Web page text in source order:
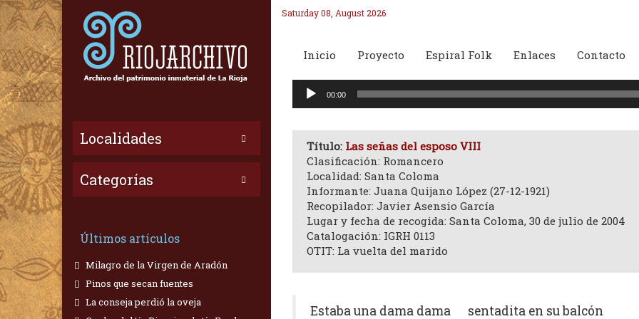
Localidades
Categorías
Últimos artículos
Milagro de la Virgen de Aradón
Pinos que secan fuentes
La conseja perdió la oveja
Saturday 08, August 2026
Inicio Proyecto Espiral Folk Enlaces Contacto
Reproductor
00:00
Título: Las señas del esposo VIII
Clasificación: Romancero
Localidad: Santa Coloma
Informante: Juana Quijano López (27-12-1921)
Recopilador: Javier Asensio García
Lugar y fecha de recogida: Santa Coloma, 30 de julio de 2004
Catalogación: IGRH 0113
OTIT: La vuelta del marido
Estaba una dama dama sentadita en su balcón